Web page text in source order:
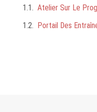
Atelier Sur Le
Portail Des